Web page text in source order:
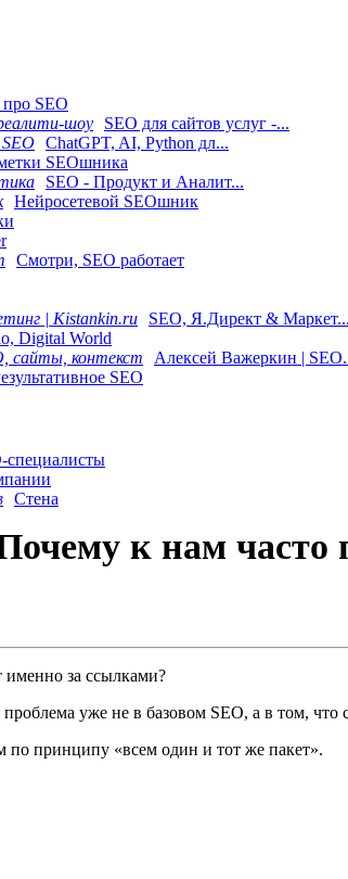
SEO
SEO для сайтов услуг -...
ChatGPT, AI, Python дл...
SEOшника
SEO - Продукт и Аналит...
Нейросетевой SEOшник
Смотри, SEO работает
SEO, Я.Директ & Маркет...
Digital World
Алексей Важеркин |
SEO
специалисты
Стена
к нам часто
именно за ссылками?
уже не в базовом SEO, а в том,
по принципу «всем один и тот же пакет».